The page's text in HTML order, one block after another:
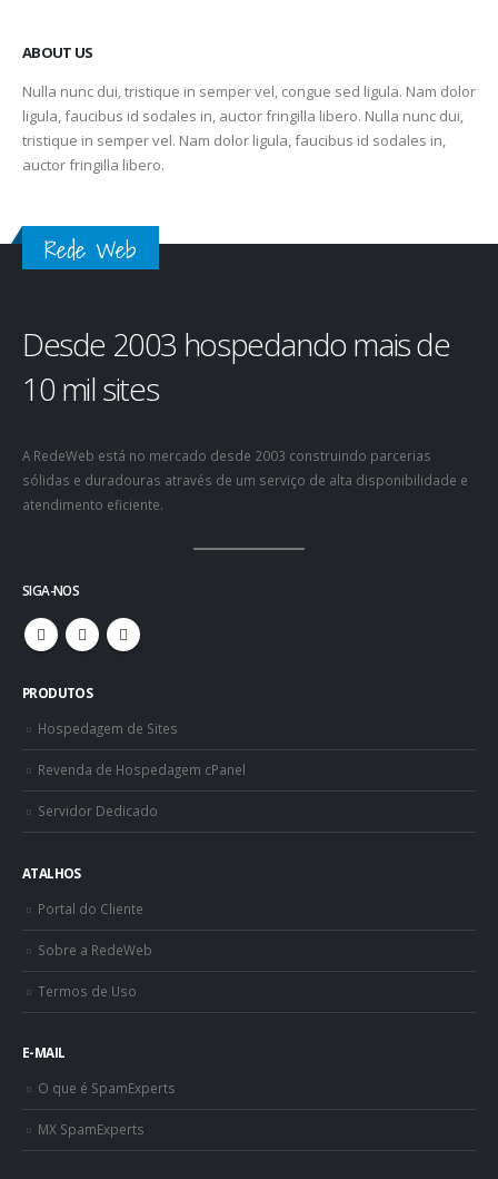
ABOUT US
Nulla nunc dui, tristique in semper vel, congue sed ligula. Nam dolor
ligula, faucibus id sodales in, auctor fringilla libero. Nulla nunc dui,
tristique in semper vel. Nam dolor ligula, faucibus id sodales in,
auctor fringilla libero.
Rede Web
Desde 2003 hospedando mais de
10 mil sites
A RedeWeb está no mercado desde 2003 construindo parcerias
sólidas e duradouras através de um serviço de alta disponibilidade e
atendimento eficiente.
SIGA-NOS
PRODUTOS
Hospedagem de Sites
Revenda de Hospedagem cPanel
Servidor Dedicado
ATALHOS
Portal do Cliente
Sobre a RedeWeb
Termos de Uso
E-MAIL
O que é SpamExperts
MX SpamExperts